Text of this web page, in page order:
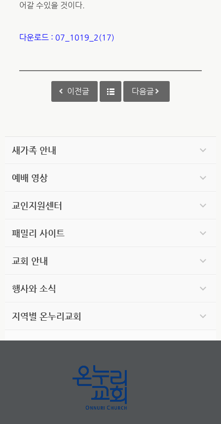
어갈 수있을 것이다.
다운로드 : 07_1019_2(17)
이전글 다음글
새가족 안내
예배 영상
교인지원센터
패밀리 사이트
교회 안내
행사와 소식
지역별 온누리교회